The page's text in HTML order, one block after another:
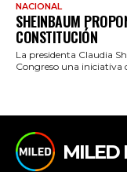
NACIONAL
SHEINBAUM
CONSTITUCIÓN
La presidenta Claudia
Congreso una iniciativa
MILED